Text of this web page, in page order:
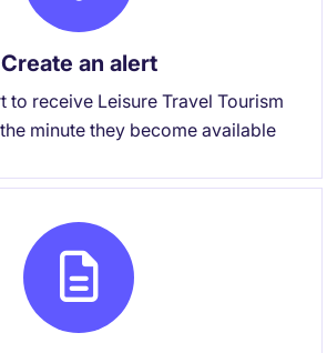
Create an alert
to receive Leisure Travel Tourism
minute they become available